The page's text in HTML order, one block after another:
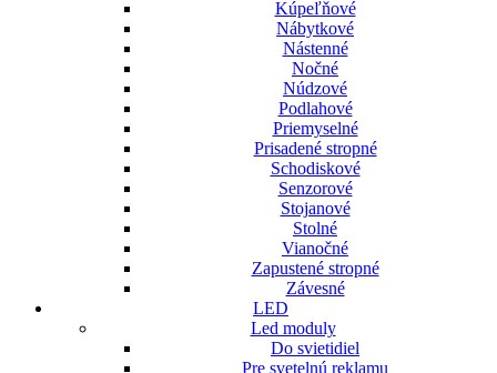
Kúpeľňové
Nábytkové
Nástenné
Nočné
Núdzové
Podlahové
Priemyselné
Prisadené stropné
Schodiskové
Senzorové
Stojanové
Stolné
Vianočné
Zapustené stropné
Závesné
LED
Led moduly
Do svietidiel
Pre svetelnú reklamu